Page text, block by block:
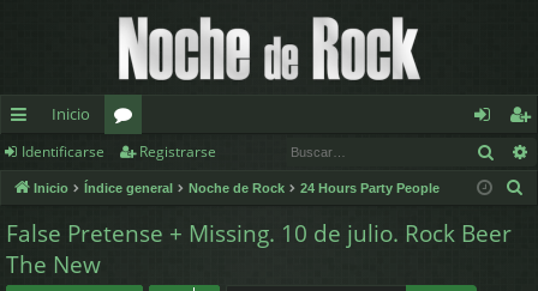
nl
ac
es
rá
Inicio
or
os
de
nt
ifi
eg
ist
Identificarse Registrarse
Inicio Índice general Noche de Rock 24 Hours Party People
False Pretense + Missing. 10 de julio. Rock Beer
The New